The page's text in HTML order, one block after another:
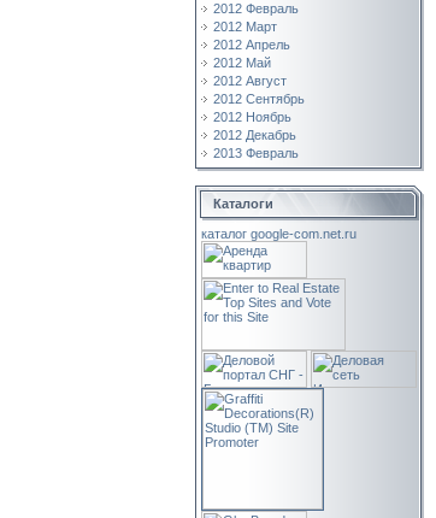
2012 Февраль
2012 Март
2012 Апрель
2012 Май
2012 Август
2012 Сентябрь
2012 Ноябрь
2012 Декабрь
2013 Февраль
Каталоги
каталог google-com.net.ru